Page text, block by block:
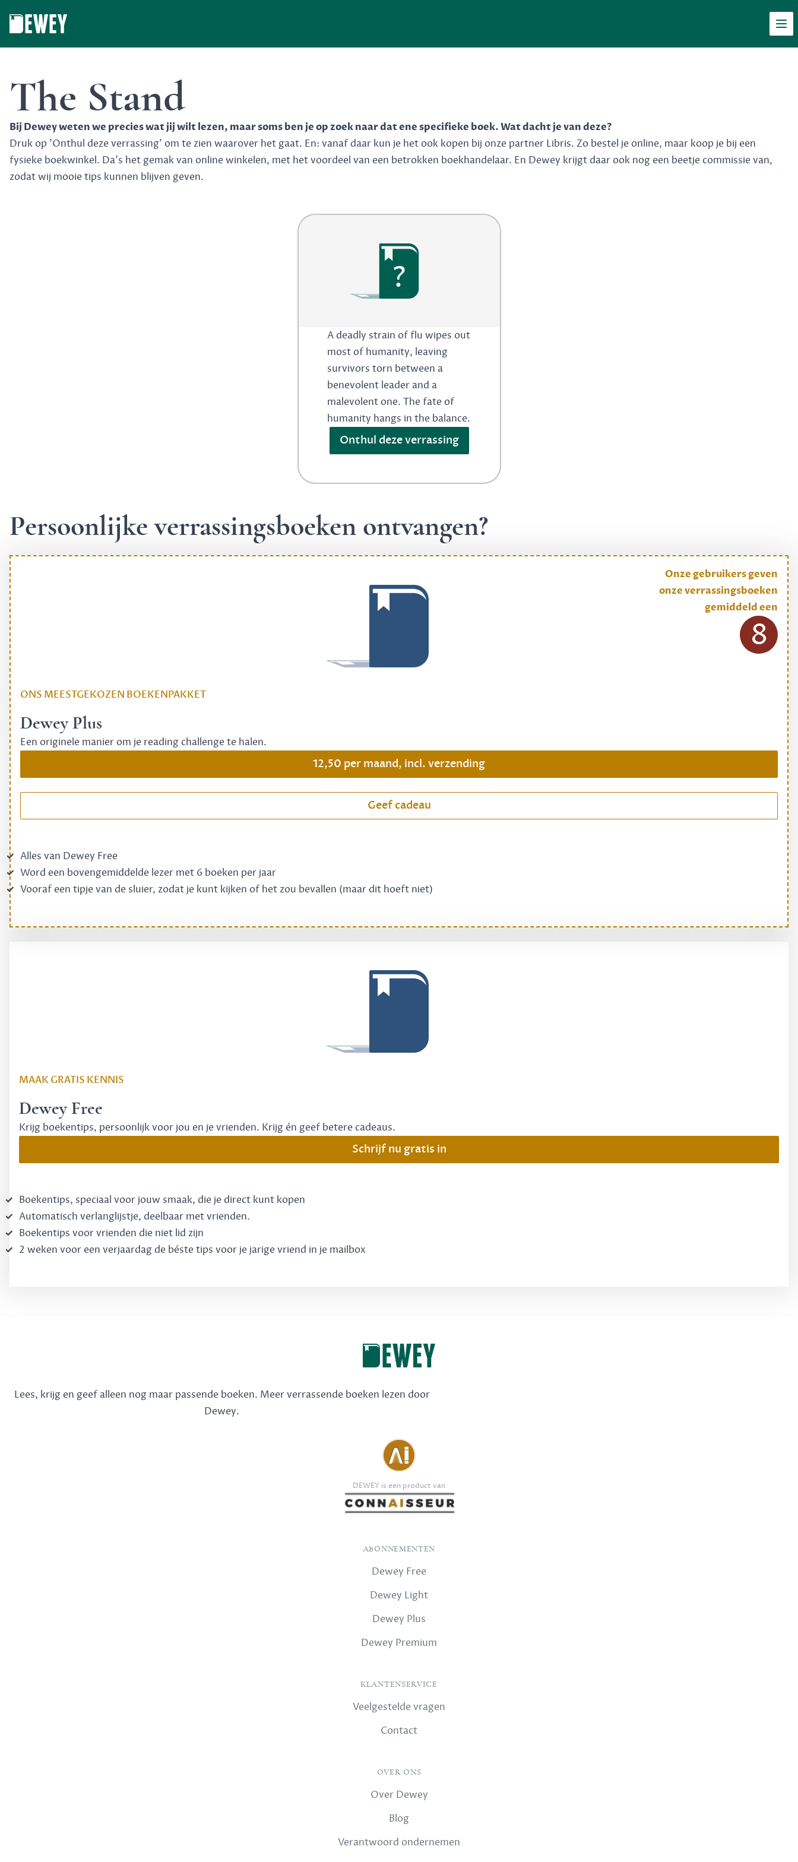
The Stand
Bij Dewey weten we precies wat jij wilt lezen, maar soms ben je op zoek naar dat ene specifieke boek. Wat dacht je van deze?
Druk op 'Onthul deze verrassing' om te zien waarover het gaat. En: vanaf daar kun je het ook kopen bij onze partner Libris. Zo bestel je online, maar koop je bij een
fysieke boekwinkel. Da's het gemak van online winkelen, met het voordeel van een betrokken boekhandelaar. En Dewey krijgt daar ook nog een beetje commissie van,
zodat wij mooie tips kunnen blijven geven.
?
A deadly strain of flu wipes out
most of humanity, leaving
survivors torn between a
benevolent leader and a
malevolent one. The fate of
humanity hangs in the balance.
Onthul deze verrassing
Persoonlijke verrassingsboeken ontvangen?
ONS MEESTGEKOZEN BOEKENPAKKET
Dewey Plus
Een originele manier om je reading challenge te halen.
12,50 per maand, incl. verzending
Geef cadeau
Alles van Dewey Free
Word een bovengemiddelde lezer met 6 boeken per jaar
Vooraf een tipje van de sluier, zodat je kunt kijken of het zou bevallen (maar dit hoeft niet)
Onze gebruikers geven
onze verrassingsboeken
gemiddeld een
8
MAAK GRATIS KENNIS
Dewey Free
Krijg boekentips, persoonlijk voor jou en je vrienden. Krijg én geef betere cadeaus.
Schrijf nu gratis in
Boekentips, speciaal voor jouw smaak, die je direct kunt kopen
Automatisch verlanglijstje, deelbaar met vrienden.
Boekentips voor vrienden die niet lid zijn
2 weken voor een verjaardag de béste tips voor je jarige vriend in je mailbox
Lees, krijg en geef alleen nog maar passende boeken. Meer verrassende boeken lezen door
Dewey.
DEWEY is een product van
ABONNEMENTEN
Dewey Free
Dewey Light
Dewey Plus
Dewey Premium
KLANTENSERVICE
Veelgestelde vragen
Contact
OVER ONS
Over Dewey
Blog
Verantwoord ondernemen